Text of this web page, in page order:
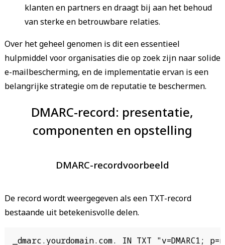
klanten en partners en draagt bij aan het behoud
van sterke en betrouwbare relaties.
Over het geheel genomen is dit een essentieel
hulpmiddel voor organisaties die op zoek zijn naar solide
e-mailbescherming, en de implementatie ervan is een
belangrijke strategie om de reputatie te beschermen.
DMARC-record: presentatie,
componenten en opstelling
DMARC-recordvoorbeeld
De record wordt weergegeven als een TXT-record
bestaande uit betekenisvolle delen.
_dmarc.yourdomain.com. IN TXT "v=DMARC1;